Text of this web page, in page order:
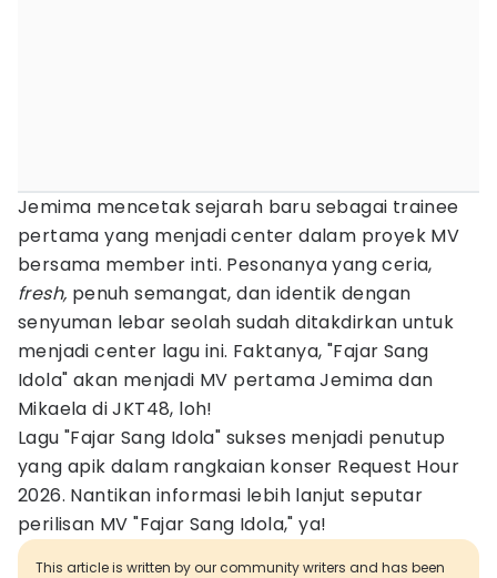
Jemima mencetak sejarah baru sebagai trainee
pertama yang menjadi center dalam proyek MV
bersama member inti. Pesonanya yang ceria,
fresh, penuh semangat, dan identik dengan
senyuman lebar seolah sudah ditakdirkan untuk
menjadi center lagu ini. Faktanya, "Fajar Sang
Idola" akan menjadi MV pertama Jemima dan
Mikaela di JKT48, loh!
Lagu "Fajar Sang Idola" sukses menjadi penutup
yang apik dalam rangkaian konser Request Hour
2026. Nantikan informasi lebih lanjut seputar
perilisan MV "Fajar Sang Idola," ya!
This article is written by our community writers and has been